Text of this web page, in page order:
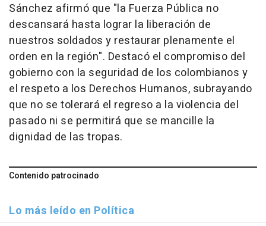
Sánchez afirmó que "la Fuerza Pública no
descansará hasta lograr la liberación de
nuestros soldados y restaurar plenamente el
orden en la región". Destacó el compromiso del
gobierno con la seguridad de los colombianos y
el respeto a los Derechos Humanos, subrayando
que no se tolerará el regreso a la violencia del
pasado ni se permitirá que se mancille la
dignidad de las tropas.
Contenido patrocinado
Lo más leído en Política